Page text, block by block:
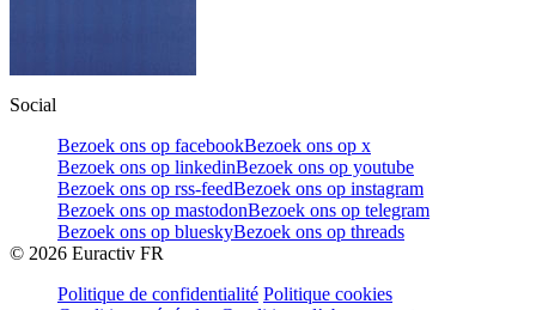
Social
Bezoek ons op facebookBezoek ons op x
Bezoek ons op linkedinBezoek ons op youtube
Bezoek ons op rss-feedBezoek ons op instagram
Bezoek ons op mastodonBezoek ons op telegram
Bezoek ons op blueskyBezoek ons op threads
© 2026 Euractiv FR
Politique de confidentialité Politique cookies